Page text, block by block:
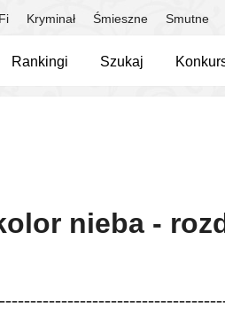
Kryminał Śmieszne Smutne
Rankingi Szukaj
nieba -